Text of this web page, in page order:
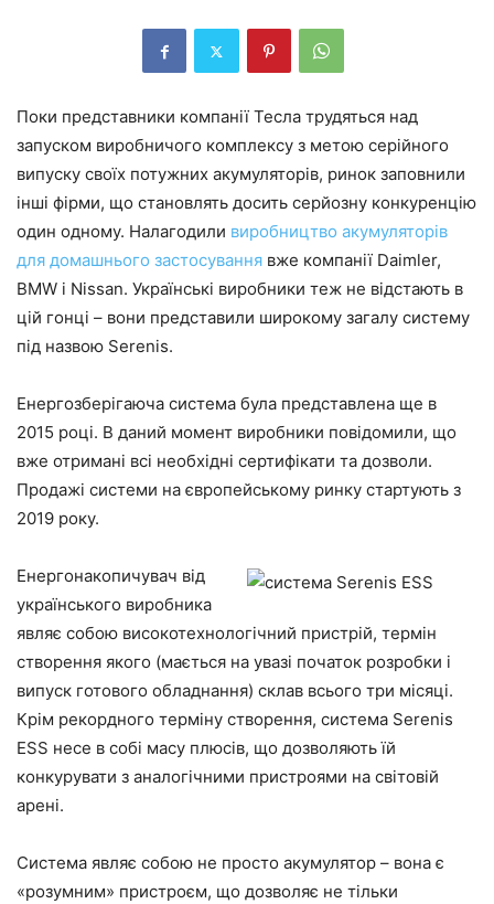
Поки представники компанії Тесла трудяться над
запуском виробничого комплексу з метою серійного
випуску своїх потужних акумуляторів, ринок заповнили
інші фірми, що становлять досить серйозну конкуренцію
один одному. Налагодили виробництво акумуляторів
для домашнього застосування вже компанії Daimler,
BMW і Nissan. Українські виробники теж не відстають в
цій гонці – вони представили широкому загалу систему
під назвою Serenis.
Енергозберігаюча система була представлена ​​ще в
2015 році. В даний момент виробники повідомили, що
вже отримані всі необхідні сертифікати та дозволи.
Продажі системи на європейському ринку стартують з
2019 року.
Енергонакопичувач від
українського виробника
являє собою високотехнологічний пристрій, термін
створення якого (мається на увазі початок розробки і
випуск готового обладнання) склав всього три місяці.
Крім рекордного терміну створення, система Serenis
ESS несе в собі масу плюсів, що дозволяють їй
конкурувати з аналогічними пристроями на світовій
арені.
Система являє собою не просто акумулятор – вона є
«розумним» пристроєм, що дозволяє не тільки